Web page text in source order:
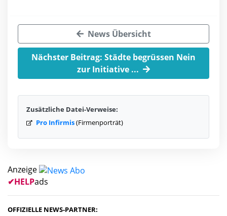
News Übersicht
Nächster Beitrag: Städte begrüssen Nein
zur Initiative ...
Zusätzliche Datei-Verweise:
Pro Infirmis(Firmenporträt)
Anzeige
✔HELPads
OFFIZIELLE NEWS-PARTNER: